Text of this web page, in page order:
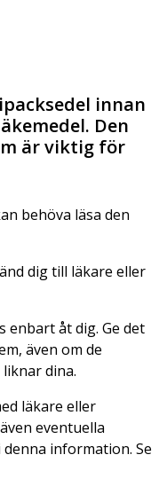
innan
Den
är viktig för
behöva läsa den
dig till läkare eller
enbart åt dig. Ge det
även om de
dina.
läkare eller
eventuella
information. Se